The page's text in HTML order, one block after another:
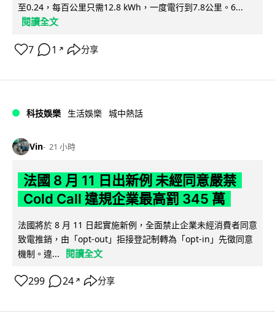
至0.24，每百公里只需12.8 kWh，一度電行到7.8公里。6...
閱讀全文
7 1 ↗ 分享
科技娛樂 生活娛樂 城中熱話
Vin 21 小時
法國 8 月 11 日出新例 未經同意嚴禁
Cold Call 違規企業最高罰 345 萬
法國將於 8 月 11 日起實施新例，全面禁止企業未經消費者同意
致電推銷，由「opt-out」拒接登記制轉為「opt-in」先徵同意
機制。違...
閱讀全文
299 24 ↗ 分享